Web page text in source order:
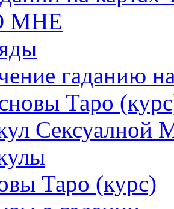
МНЕ
гаданию
Таро
Сексуалной
Таро (курс)